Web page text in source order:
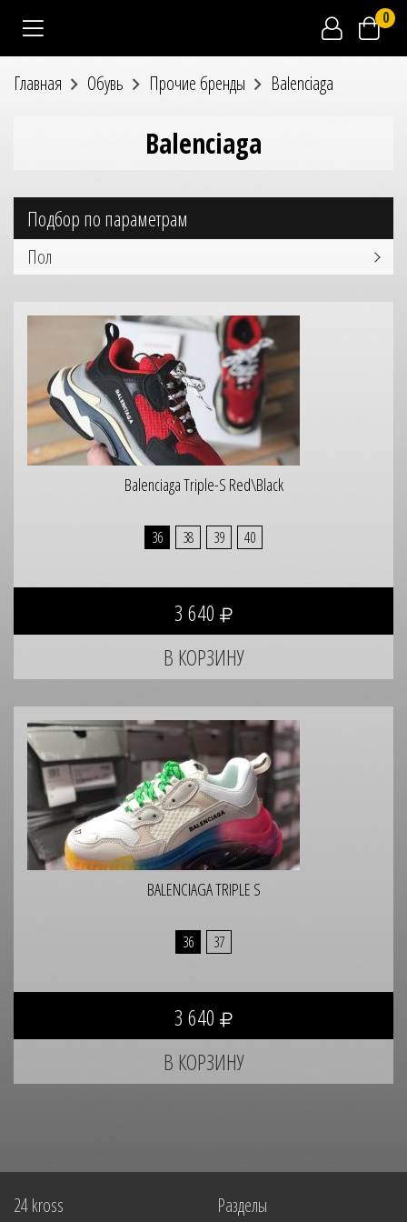
0
Главная Обувь Прочие бренды Balenciaga
Balenciaga
Подбор по параметрам
Пол
Balenciaga Triple-S Red\Black
36 38 39 40
3 640
BALENCIAGA TRIPLE S
36 37
3 640
24 kross Разделы